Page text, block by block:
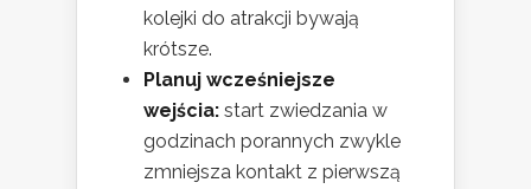
kolejki do atrakcji bywają
krótsze.
Planuj wcześniejsze
wejścia: start zwiedzania w
godzinach porannych zwykle
zmniejsza kontakt z pierwszą